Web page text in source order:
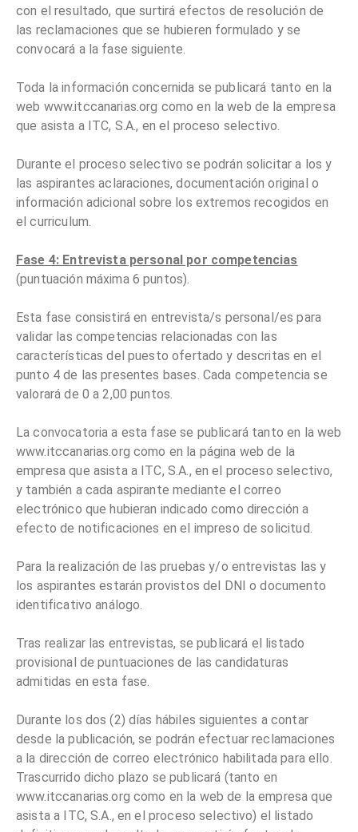
con el resultado, que surtirá efectos de resolución de
las reclamaciones que se hubieren formulado y se
convocará a la fase siguiente.
Toda la información concernida se publicará tanto en la
web www.itccanarias.org como en la web de la empresa
que asista a ITC, S.A., en el proceso selectivo.
Durante el proceso selectivo se podrán solicitar a los y
las aspirantes aclaraciones, documentación original o
información adicional sobre los extremos recogidos en
el curriculum.
Fase 4: Entrevista personal por competencias
(puntuación máxima 6 puntos).
Esta fase consistirá en entrevista/s personal/es para
validar las competencias relacionadas con las
características del puesto ofertado y descritas en el
punto 4 de las presentes bases. Cada competencia se
valorará de 0 a 2,00 puntos.
La convocatoria a esta fase se publicará tanto en la web
www.itccanarias.org como en la página web de la
empresa que asista a ITC, S.A., en el proceso selectivo,
y también a cada aspirante mediante el correo
electrónico que hubieran indicado como dirección a
efecto de notificaciones en el impreso de solicitud.
Para la realización de las pruebas y/o entrevistas las y
los aspirantes estarán provistos del DNI o documento
identificativo análogo.
Tras realizar las entrevistas, se publicará el listado
provisional de puntuaciones de las candidaturas
admitidas en esta fase.
Durante los dos (2) días hábiles siguientes a contar
desde la publicación, se podrán efectuar reclamaciones
a la dirección de correo electrónico habilitada para ello.
Trascurrido dicho plazo se publicará (tanto en
www.itccanarias.org como en la web de la empresa que
asista a ITC, S.A., en el proceso selectivo) el listado